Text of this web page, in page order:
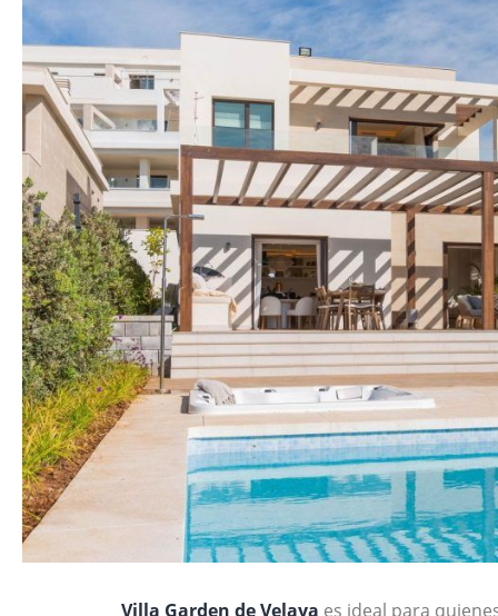
Villa Garden de Velaya es ideal para